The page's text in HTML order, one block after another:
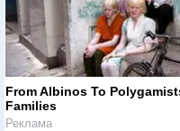
From Albinos To
Families
Реклама